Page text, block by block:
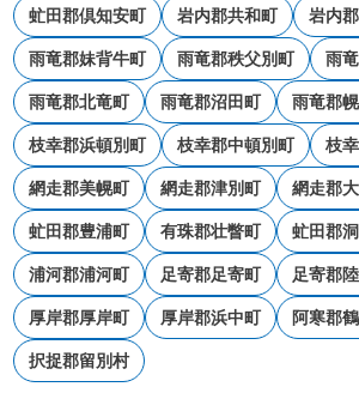
虻田郡倶知安町 岩内郡共和町 岩内
雨竜郡妹背牛町 雨竜郡秩父別町 雨
雨竜郡北竜町 雨竜郡沼田町 雨竜郡
枝幸郡浜頓別町 枝幸郡中頓別町 枝
網走郡美幌町 網走郡津別町 網走郡
虻田郡豊浦町 有珠郡壮瞥町 虻田郡
浦河郡浦河町 足寄郡足寄町 足寄郡
厚岸郡厚岸町 厚岸郡浜中町 阿寒郡
択捉郡留別村